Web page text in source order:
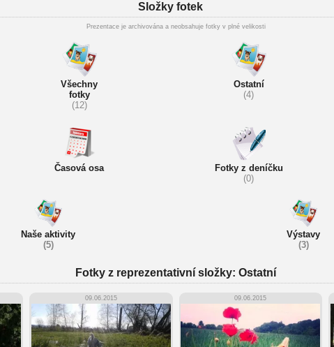
Složky fotek
Prezentace je archivována a neobsahuje fotky v plné velikosti
Všechny
fotky
(12)
Ostatní
(4)
Časová osa
Fotky z deníčku
(0)
Naše aktivity
(5)
Výstavy
(3)
Fotky z reprezentativní složky: Ostatní
09.06.2015 09.06.2015